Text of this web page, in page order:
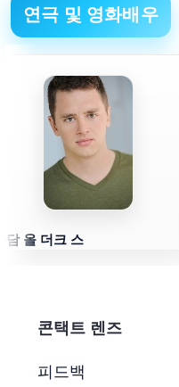
연극 및 영화배우
담 올 더크 스
콘택트 렌즈
피드백